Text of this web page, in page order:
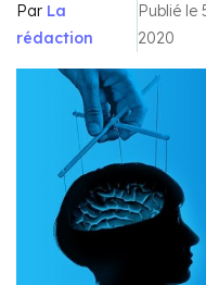
Par La
rédaction
Publié le
2020